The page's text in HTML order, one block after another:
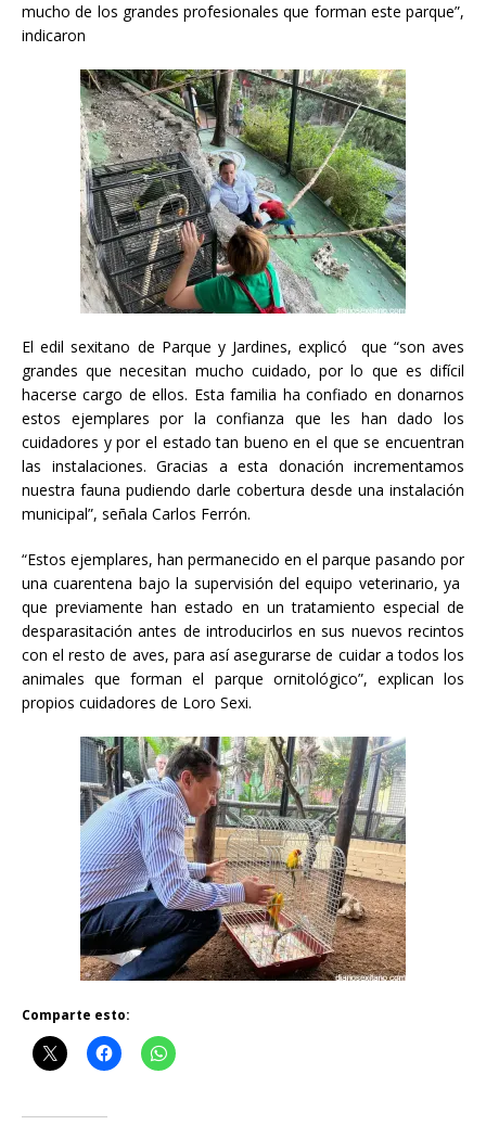
mucho de los grandes profesionales que forman este parque”,
indicaron
El edil sexitano de Parque y Jardines, explicó que “son aves
grandes que necesitan mucho cuidado, por lo que es difícil
hacerse cargo de ellos. Esta familia ha confiado en donarnos
estos ejemplares por la confianza que les han dado los
cuidadores y por el estado tan bueno en el que se encuentran
las instalaciones. Gracias a esta donación incrementamos
nuestra fauna pudiendo darle cobertura desde una instalación
municipal”, señala Carlos Ferrón.
“Estos ejemplares, han permanecido en el parque pasando por
una cuarentena bajo la supervisión del equipo veterinario, ya
que previamente han estado en un tratamiento especial de
desparasitación antes de introducirlos en sus nuevos recintos
con el resto de aves, para así asegurarse de cuidar a todos los
animales que forman el parque ornitológico”, explican los
propios cuidadores de Loro Sexi.
Comparte esto: